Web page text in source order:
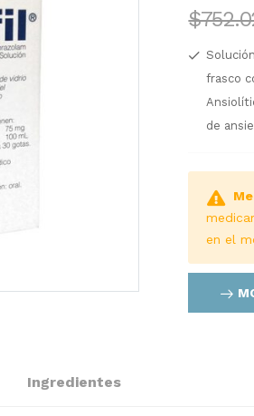
frasco
de
en el
Ingredientes